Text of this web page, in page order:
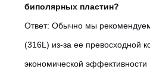
биполярных пластин?
Ответ: Обычно мы
(316L) из-за ее превосходной
экономической эффективности